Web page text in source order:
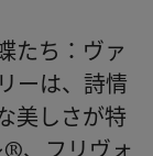
たち：ヴァ
ーは、詩情
美しさが特